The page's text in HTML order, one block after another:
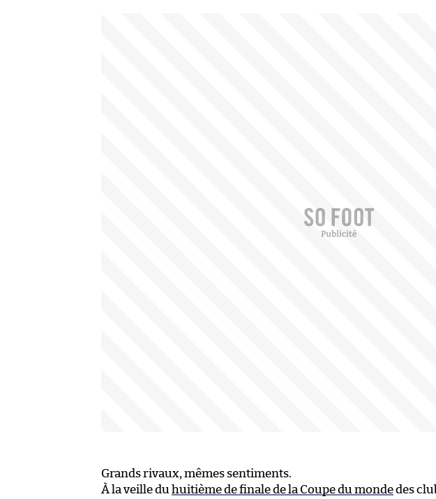
Grands rivaux, mêmes sentiments.
À la veille du huitième de finale de la Coupe du mondedes